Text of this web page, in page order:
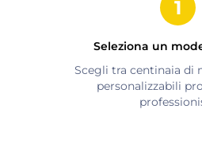
Seleziona un
Scegli tra centinaia di
personalizzabili